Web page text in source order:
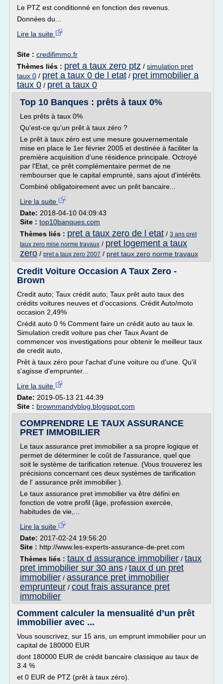
Le PTZ est conditionné en fonction des revenus.
Données du...
Lire la suite
Site : credifimmo.fr
Thèmes liés : pret a taux zero ptz / simulation pret
taux 0 / pret a taux 0 de l etat / pret immobilier a
taux 0 / pret a taux 0
Top 10 Banques : prêts à taux 0%
Les prêts à taux 0%
Qu'est-ce qu'un prêt à taux zéro ?
Le prêt à taux zéro est une mesure gouvernementale
mise en place le 1er février 2005 et destinée à faciliter la
première acquisition d'une résidence principale. Octroyé
par l'Etat, ce prêt complémentaire permet de ne
rembourser que le capital emprunté, sans ajout d'intérêts.
Combiné obligatoirement avec un prêt bancaire...
Lire la suite
Date: 2018-04-10 04:09:43
Site : top10banques.com
Thèmes liés : pret a taux zero de l etat / 3 ans pret
taux zero mise norme travaux / pret logement a taux
zero / pret a taux zero 2007 / pret taux zero norme travaux
Credit Voiture Occasion A Taux Zero -
Brown
Credit auto; Taux crédit auto; Taux prêt auto taux des
crédits voitures neuves et d'occasions. Crédit Auto/moto
occasion 2,49%
Crédit auto 0 % Comment faire un crédit auto au taux le.
Simulation credit voiture pas cher Taux Avant de
commencer vos investigations pour obtenir le meilleur taux
de credit auto,
Prêt à taux zéro pour l'achat d'une voiture ou d'une. Qu'il
s'agisse d'emprunter...
Lire la suite
Date: 2019-05-13 21:44:39
Site : brownmandyblog.blogspot.com
COMPRENDRE LE TAUX ASSURANCE
PRET IMMOBILIER
Le taux assurance pret immobilier a sa propre logique et
permet de déterminer le coût de l'assurance, quel que
soit le système de tarification retenue. (Vous trouverez les
précisions concernant ces deux systèmes de tarification
de l' assurance prêt immobilier ).
Le taux assurance pret immobilier va être défini en
fonction de votre profil (âge, profession exercée,
habitudes de vie,...
Lire la suite
Date: 2017-02-24 19:56:20
Site : http://www.les-experts-assurance-de-pret.com
Thèmes liés : taux d assurance immobilier / taux
pret immobilier sur 30 ans / taux d un pret
immobilier / assurance pret immobilier
emprunteur / cout frais assurance pret
immobilier
Comment calculer la mensualité d’un prêt
immobilier avec ...
Vous souscrivez, sur 15 ans, un emprunt immobilier pour un
capital de 180000 EUR
dont 180000 EUR de crédit bancaire classique au taux de
3.4 %
et 0 EUR de PTZ (prêt à taux zéro).